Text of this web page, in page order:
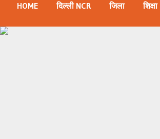
HOME दिल्ली NCR जिला शिक्षा